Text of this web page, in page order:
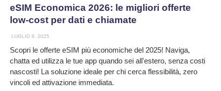
eSIM Economica 2026: le migliori offerte
low-cost per dati e chiamate
LUGLIO 8, 2025
Scopri le offerte eSIM più economiche del 2025! Naviga,
chatta ed utilizza le tue app quando sei all'estero, senza costi
nascosti! La soluzione ideale per chi cerca flessibilità, zero
vincoli ed attivazione immediata.